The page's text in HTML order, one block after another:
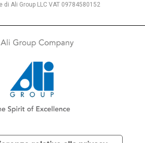
Ali Group LLC VAT 09784580152